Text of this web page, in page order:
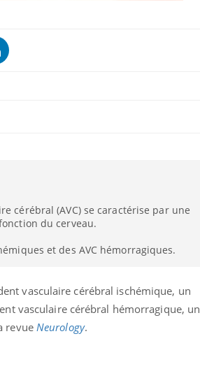
cérébral (AVC) se caractérise par une
du cerveau.
et des AVC hémorragiques.
vasculaire cérébral ischémique, un
vasculaire cérébral hémorragique, un
revue Neurology.